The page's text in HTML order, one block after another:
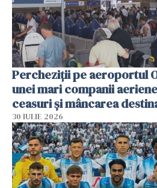
Percheziții pe aeroportul
unei mari companii
ceasuri și mâncarea
30 IULIE 2026